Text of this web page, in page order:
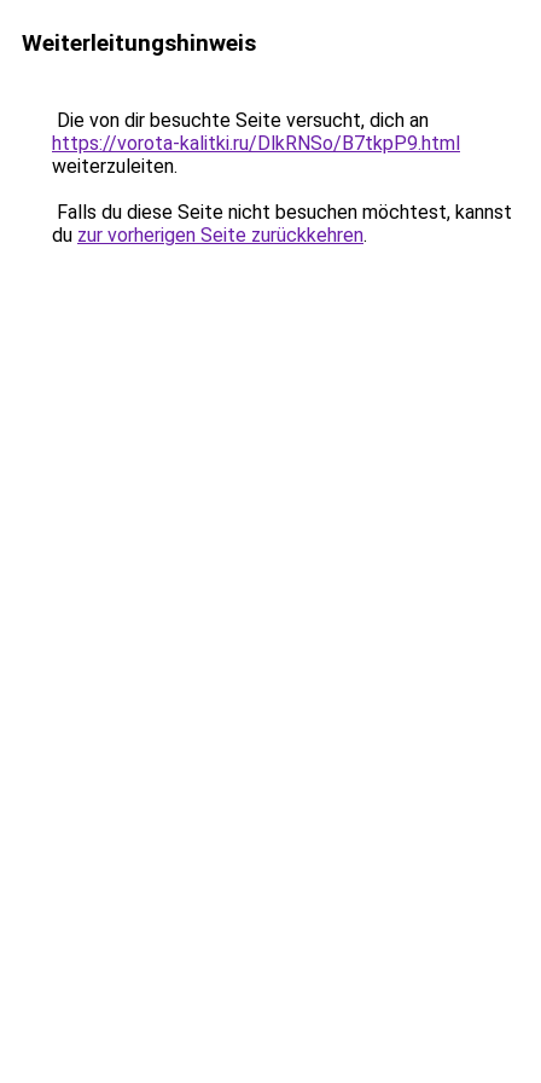
Weiterleitungshinweis
Die von dir besuchte Seite versucht, dich an
https://vorota-kalitki.ru/DlkRNSo/B7tkpP9.html
weiterzuleiten.
Falls du diese Seite nicht besuchen möchtest, kannst
du zur vorherigen Seite zurückkehren.